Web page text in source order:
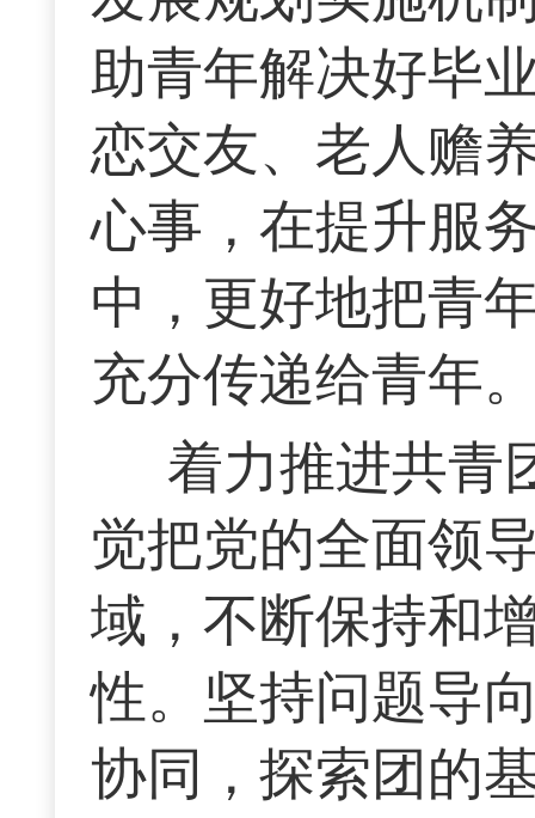
助青年解决好毕
恋交友、老人赡
心事，在提升服
中，更好地把青
充分传递给青年
着力推进共青
觉把党的全面领
域，不断保持和
性。坚持问题导
协同，探索团的